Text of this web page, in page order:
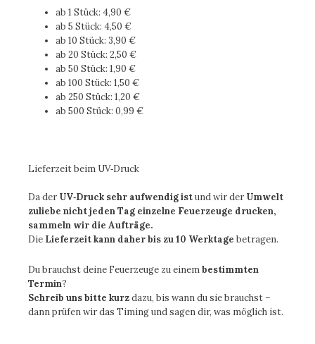
ab 1 Stück: 4,90 €
ab 5 Stück: 4,50 €
ab 10 Stück: 3,90 €
ab 20 Stück: 2,50 €
ab 50 Stück: 1,90 €
ab 100 Stück: 1,50 €
ab 250 Stück: 1,20 €
ab 500 Stück: 0,99 €
Lieferzeit beim UV‑Druck
Da der UV‑Druck sehr aufwendig istund wir der Umwelt
zuliebe nicht jeden Tag einzelne Feuerzeuge drucken,
sammeln wir die Aufträge.
Die Lieferzeit kann daher bis zu 10 Werktage betragen.
Du brauchst deine Feuerzeuge zu einembestimmten
Termin?
Schreib uns bitte kurzdazu, bis wann du sie brauchst –
dann prüfen wir das Timing und sagen dir, was möglich ist.